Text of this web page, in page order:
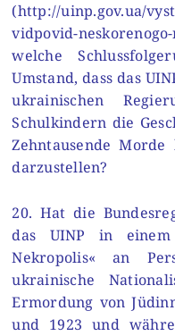
(http://uinp.gov.ua/
vidpovid-
welche
Umstand, dass das
ukrainischen
Schulkindern die
Zehntausende Morde
darzustellen?
20. Hat die
das UINP in
Nekropolis« an
ukrainische
Ermordung von
und 1923 und